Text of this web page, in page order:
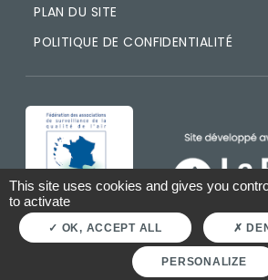
PLAN DU SITE
POLITIQUE DE CONFIDENTIALITÉ
IMAGE
This site uses cookies and gives you
to activate
OK, ACCEPT ALL
PERSONALIZE